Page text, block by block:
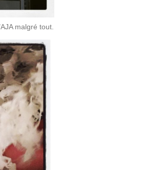
malgré tout.